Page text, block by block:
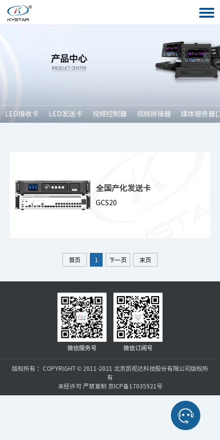
LED接收卡 LED发送卡 视频控制器 视频拼接器 媒体服务器(
全国产化发送卡
GCS20
首页 1 下一页 末页
微信服务号 微信订阅号
版权所有 ：COPYRIGHT © 2011-2021 北京凯视达科技股份有限公司版权所
有
未经许可 严禁复制 京ICP备17035921号